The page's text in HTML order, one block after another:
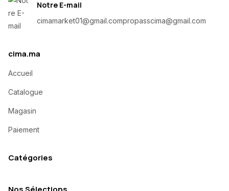
Notre E-mail
cimamarket01@gmail.compropasscima@gmail.com
cima.ma
Accueil
Catalogue
Magasin
Paiement
Catégories